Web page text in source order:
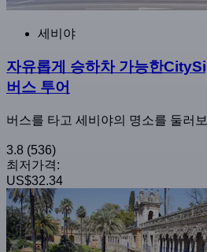
세비야
자유롭게 승하차 가능한
버스 투어
버스를 타고 세비야의 명소를 둘러
3.8 (536)
최저가격:
US$32.34